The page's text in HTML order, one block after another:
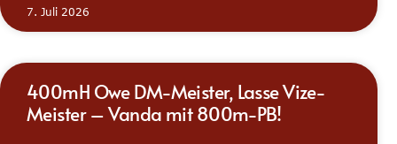
7. Juli 2026
400mH Owe DM-Meister, Lasse Vize-
Meister – Vanda mit 800m-PB!